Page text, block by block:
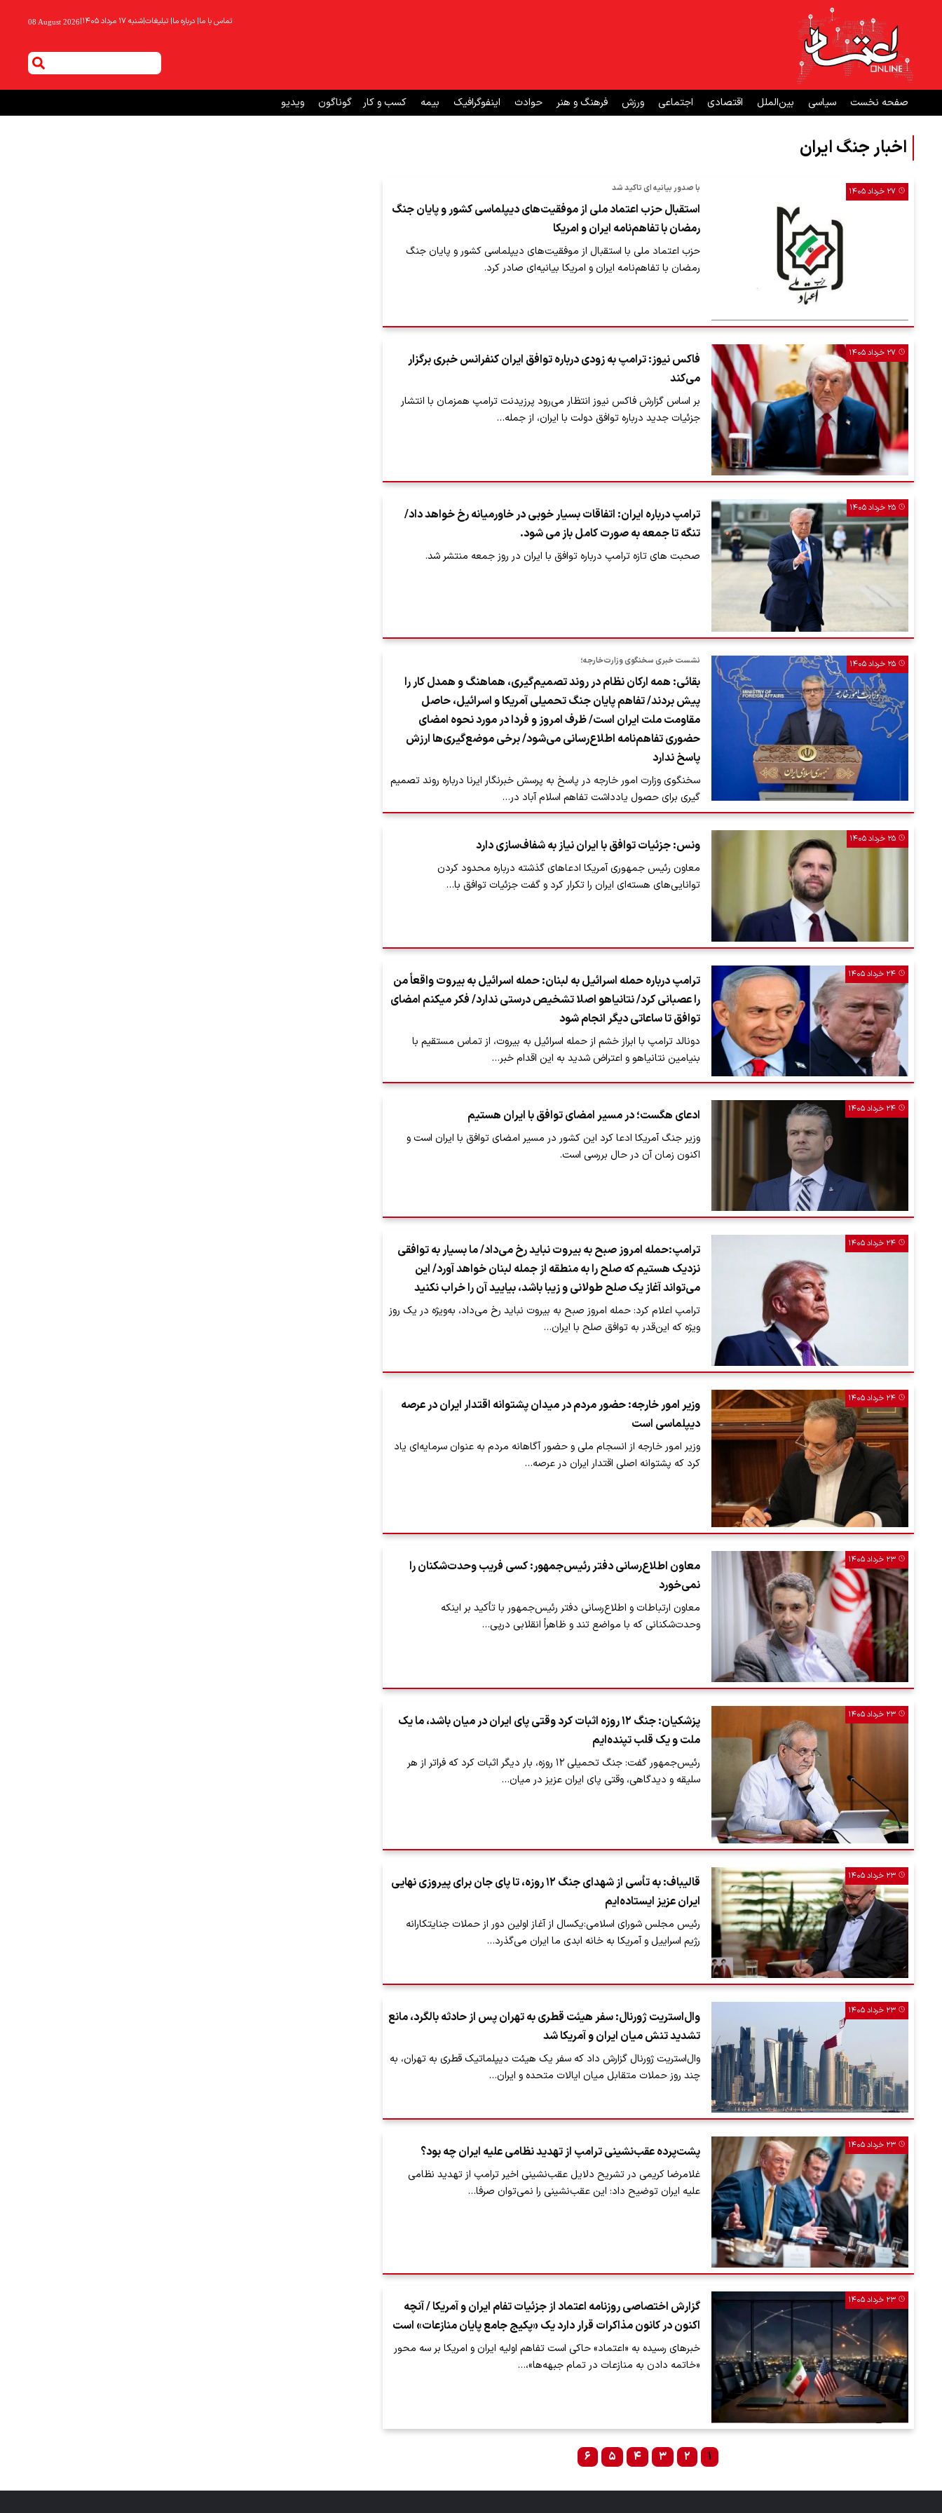
تماس با ما| درباره ما| تبلیغات|شنبه ۱۷ مرداد ۱۴۰۵ |
08 August 2026
صفحه نخست سیاسی بین‌الملل اقتصادی اجتماعی ورزش فرهنگ و هنر حوادث اینفوگرافیک بیمه کسب و کار گوناگون ویدیو
اخبار جنگ ایران
۲۷ خرداد ۱۴۰۵ با صدور بیانیه ای تاکید شد
استقبال حزب اعتماد ملی از موفقیت‌های دیپلماسی کشور و پایان جنگ
رمضان با تفاهم‌نامه ایران و امریکا
حزب اعتماد ملی با استقبال از موفقیت‌های دیپلماسی کشور و پایان جنگ
رمضان با تفاهم‌نامه ایران و امریکا بیانیه‌ای صادر کرد.
۲۷ خرداد ۱۴۰۵
فاکس نیوز: ترامپ به زودی درباره توافق ایران کنفرانس خبری برگزار
می‌کند
بر اساس گزارش فاکس نیوز انتظار می‌رود پرزیدنت ترامپ همزمان با انتشار
جزئیات جدید درباره توافق دولت با ایران، از جمله…
۲۵ خرداد ۱۴۰۵
ترامپ درباره ایران: اتفاقات بسیار خوبی در خاورمیانه رخ خواهد داد/
تنگه تا جمعه به صورت کامل باز می شود.
صحبت های تازه ترامپ درباره توافق با ایران در روز جمعه منتشر شد.
۲۵ خرداد ۱۴۰۵ نشست خبری سخنگوی وزارت‌خارجه؛
بقائی: همه ارکان نظام در روند تصمیم‌گیری، هماهنگ و همدل کار را
پیش بردند/ تفاهم پایان جنگ تحمیلی آمریکا و اسرائیل، حاصل
مقاومت ملت ایران است/ ظرف امروز و فردا در مورد نحوه امضای
حضوری تفاهم‌نامه اطلاع‌رسانی می‌شود/ برخی موضع‌گیری‌ها ارزش
پاسخ ندارد
سخنگوی وزارت امور خارجه در پاسخ به پرسش خبرنگار ایرنا درباره روند تصمیم
گیری برای حصول یادداشت تفاهم اسلام آباد در…
۲۵ خرداد ۱۴۰۵ ونس: جزئیات توافق با ایران نیاز به شفاف‌سازی دارد
معاون رئیس جمهوری آمریکا ادعاهای گذشته درباره محدود کردن
توانایی‌های هسته‌ای ایران را تکرار کرد و گفت جزئیات توافق با…
۲۴ خرداد ۱۴۰۵
ترامپ درباره حمله اسرائیل به لبنان: حمله اسرائیل به بیروت واقعاً من
را عصبانی کرد/ نتانیاهو اصلا تشخیص درستی ندارد/ فکر میکنم امضای
توافق تا ساعاتی دیگر انجام شود
دونالد ترامپ با ابراز خشم از حمله اسرائیل به بیروت، از تماس مستقیم با
بنیامین نتانیاهو و اعتراض شدید به این اقدام خبر…
۲۴ خرداد ۱۴۰۵ ادعای هگست؛ در مسیر امضای توافق با ایران هستیم
وزیر جنگ آمریکا ادعا کرد این کشور در مسیر امضای توافق با ایران است و
اکنون زمان آن در حال بررسی است.
۲۴ خرداد ۱۴۰۵
ترامپ:حمله امروز صبح به بیروت نباید رخ می‌داد/ ما بسیار به توافقی
نزدیک هستیم که صلح را به منطقه از جمله لبنان خواهد آورد/ این
می‌تواند آغاز یک صلح طولانی و زیبا باشد، بیایید آن را خراب نکنید
​ترامپ اعلام کرد: حمله امروز صبح به بیروت نباید رخ می‌داد، به‌ویژه در یک روز
ویژه که این‌قدر به توافق صلح با ایران…
۲۴ خرداد ۱۴۰۵
وزیر امور خارجه: حضور مردم در میدان پشتوانه اقتدار ایران در عرصه
دیپلماسی است
وزیر امور خارجه از انسجام ملی و حضور آگاهانه مردم به عنوان سرمایه‌ای یاد
کرد که پشتوانه اصلی اقتدار ایران در عرصه…
۲۳ خرداد ۱۴۰۵
معاون اطلاع‌رسانی دفتر رئیس‌جمهور: کسی فریب وحدت‌شکنان را
نمی‌خورد
معاون ارتباطات و اطلاع‌رسانی دفتر رئیس‌جمهور با تأکید بر اینکه
وحدت‌شکنانی که با مواضع تند و ظاهراً انقلابی‌ درپی…
۲۳ خرداد ۱۴۰۵
پزشکیان: جنگ ۱۲ روزه اثبات کرد وقتی پای ایران در میان باشد، ما یک
ملت و یک قلب تپنده‌ایم
رئیس‌جمهور گفت: جنگ تحمیلی ۱۲ روزه، بار دیگر اثبات کرد که فراتر از هر
سلیقه و دیدگاهی، وقتی پای ایران عزیز در میان…
۲۳ خرداد ۱۴۰۵
قالیباف: ‌به تأسی از شهدای جنگ ۱۲ روزه، تا پای جان برای پیروزی نهایی
ایران عزیز ایستاده‌ایم
رئیس مجلس شورای اسلامی:یکسال از آغاز اولین دور از حملات جنایتکارانه
رژیم اسراییل و آمریکا به خانه ابدی ما ایران می‌گذرد…
۲۳ خرداد ۱۴۰۵
وال‌استریت ژورنال: سفر هیئت قطری به تهران پس از حادثه بالگرد، مانع
تشدید تنش میان ایران و آمریکا شد
وال‌استریت ژورنال گزارش داد که سفر یک هیئت دیپلماتیک قطری به تهران، به
چند روز حملات متقابل میان ایالات متحده و ایران…
۲۳ خرداد ۱۴۰۵ پشت‌پرده عقب‌نشینی ترامپ از تهدید نظامی علیه ایران چه بود؟
غلامرضا کریمی در تشریح دلایل عقب‌نشینی اخیر ترامپ از تهدید نظامی
علیه ایران توضیح داد: این عقب‌نشینی را نمی‌توان صرفا…
۲۳ خرداد ۱۴۰۵
گزارش اختصاصی روزنامه اعتماد از جزئیات تفام ایران و آمریکا / آنچه
اکنون در کانون مذاکرات قرار دارد یک «پکیج جامع پایان منازعات» است
خبرهای رسیده به «اعتماد» حاکی است تفاهم اولیه ایران و امریکا بر سه محور
«خاتمه دادن به منازعات در تمام جبهه‌ها»،…
۱ ۲ ۳ ۴ ۵ ۶